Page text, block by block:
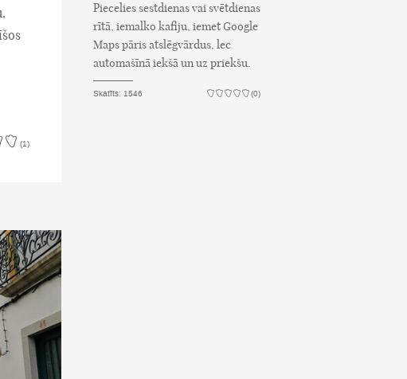
(1)
Piecelies sestdienas vai svētdienas
rītā, iemalko kafiju, iemet Google
Maps pāris atslēgvārdus, lec
automašīnā iekšā un uz priekšu.
Skatīts: 1546 (0)